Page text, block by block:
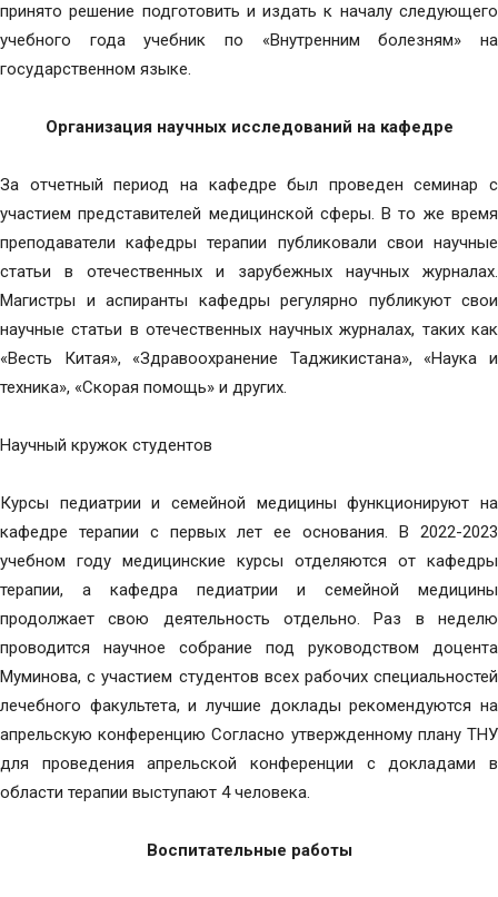
принято решение подготовить и издать к началу следующего
учебного года учебник по «Внутренним болезням» на
государственном языке.
Организация научных исследований на кафедре
За отчетный период на кафедре был проведен семинар с
участием представителей медицинской сферы. В то же время
преподаватели кафедры терапии публиковали свои научные
статьи в отечественных и зарубежных научных журналах.
Магистры и аспиранты кафедры регулярно публикуют свои
научные статьи в отечественных научных журналах, таких как
«Весть Китая», «Здравоохранение Таджикистана», «Наука и
техника», «Скорая помощь» и других.
Научный кружок студентов
Курсы педиатрии и семейной медицины функционируют на
кафедре терапии с первых лет ее основания. В 2022-2023
учебном году медицинские курсы отделяются от кафедры
терапии, а кафедра педиатрии и семейной медицины
продолжает свою деятельность отдельно. Раз в неделю
проводится научное собрание под руководством доцента
Муминова, с участием студентов всех рабочих специальностей
лечебного факультета, и лучшие доклады рекомендуются на
апрельскую конференцию Согласно утвержденному плану ТНУ
для проведения апрельской конференции с докладами в
области терапии выступают 4 человека.
Воспитательные работы